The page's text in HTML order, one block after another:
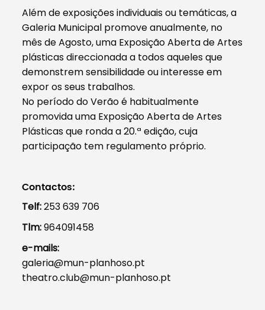
Além de exposições individuais ou temáticas, a
Galeria Municipal promove anualmente, no
mês de Agosto, uma Exposição Aberta de Artes
plásticas direccionada a todos aqueles que
demonstrem sensibilidade ou interesse em
expor os seus trabalhos.
No período do Verão é habitualmente
promovida uma Exposição Aberta de Artes
Plásticas que ronda a 20.ª edição, cuja
participação tem regulamento próprio.
Contactos:
Telf:253 639 706
Tlm:964091458
e-mails:
galeria@mun-planhoso.pt
theatro.club@mun-planhoso.pt